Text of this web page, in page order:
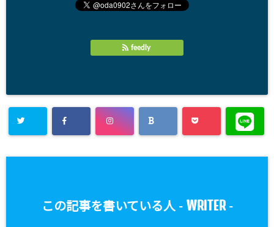
feedly
この記事を書いている人 - WRITER-